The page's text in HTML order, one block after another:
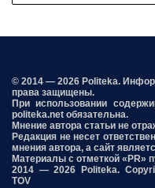
© 2014 — 2026 Politeka.
права защищены.
При использовании
politeka.net обязательна.
Мнение автора статьи не
Редакция не несет
мнения автора, а сайт
Материалы с отметкой «PR»
2014 — 2026 Politeka.
TOV